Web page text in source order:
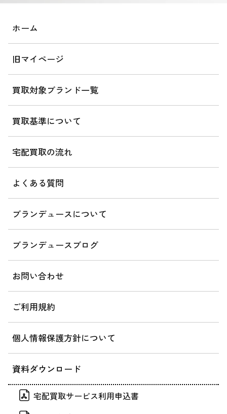
ホーム
旧マイページ
買取対象ブランド一覧
買取基準について
宅配買取の流れ
よくある質問
ブランデュースについて
ブランデュースブログ
お問い合わせ
ご利用規約
個人情報保護方針について
資料ダウンロード
宅配買取サービス利用申込書